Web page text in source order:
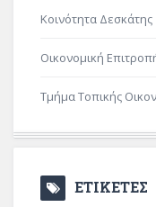
Κοινότητα Δεσκάτης
Οικονομική
Τμήμα Τοπικής
ΕΤΙΚΕΤΕΣ